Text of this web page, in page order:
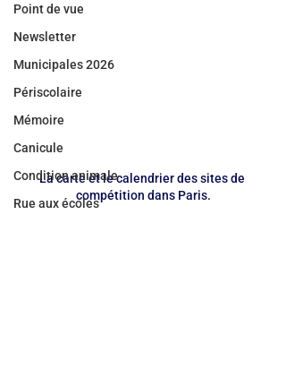
Point de vue
Newsletter
Municipales 2026
Périscolaire
Mémoire
Canicule
Condition animale
Rue aux écoles
La carte et le calendrier des sites de
compétition dans Paris.